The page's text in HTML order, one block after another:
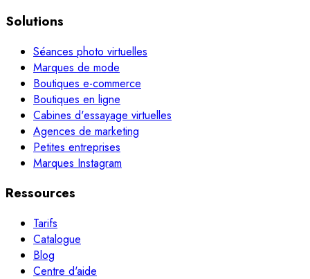
Solutions
Séances photo virtuelles
Marques de mode
Boutiques e-commerce
Boutiques en ligne
Cabines d'essayage virtuelles
Agences de marketing
Petites entreprises
Marques Instagram
Ressources
Tarifs
Catalogue
Blog
Centre d'aide